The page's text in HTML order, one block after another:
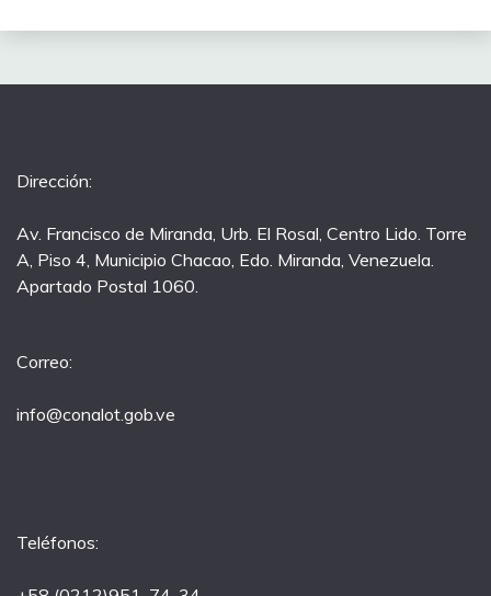
Dirección:
Av. Francisco de Miranda, Urb. El Rosal, Centro Lido. Torre
A, Piso 4, Municipio Chacao, Edo. Miranda, Venezuela.
Apartado Postal 1060.
Correo:
info@conalot.gob.ve
Teléfonos: